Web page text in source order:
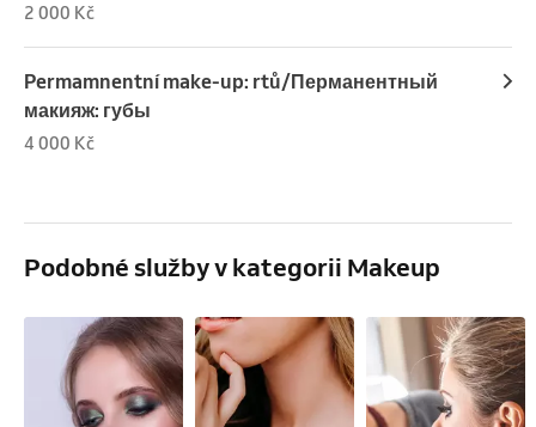
2 000 Kč
Permamnentní make-up: rtů/Перманентный
макияж: губы
4 000 Kč
Podobné služby v kategorii Makeup